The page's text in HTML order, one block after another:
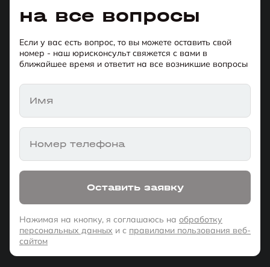
на все вопросы
Если у вас есть вопрос, то вы можете оставить свой
номер - наш юрисконсульт свяжется с вами в
ближайшее время и ответит на все возникшие вопросы
Имя
Номер телефона
Оставить заявку
Нажимая на кнопку, я соглашаюсь на обработку
персональных данных и с правилами пользования веб-
сайтом